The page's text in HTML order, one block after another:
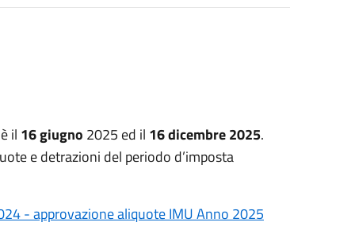
il 16 giugno 2025 ed il 16 dicembre 2025.
e detrazioni del periodo d’imposta
- approvazione aliquote IMU Anno 2025